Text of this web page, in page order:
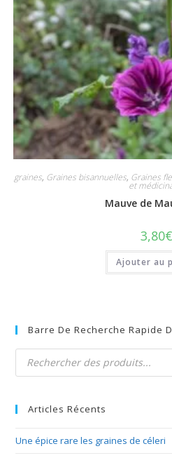
graines, Graines bisannuelles, Graines
et
Mauve de
3,80€
Ajouter au
Barre De Recherche Rapide
Recherche
produits
Articles Récents
Une épice rare les graines de céleri